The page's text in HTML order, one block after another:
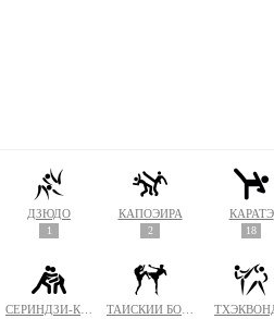
ДЗЮДО
1
КАПОЭЙРА
2
КАРАТЭ
18